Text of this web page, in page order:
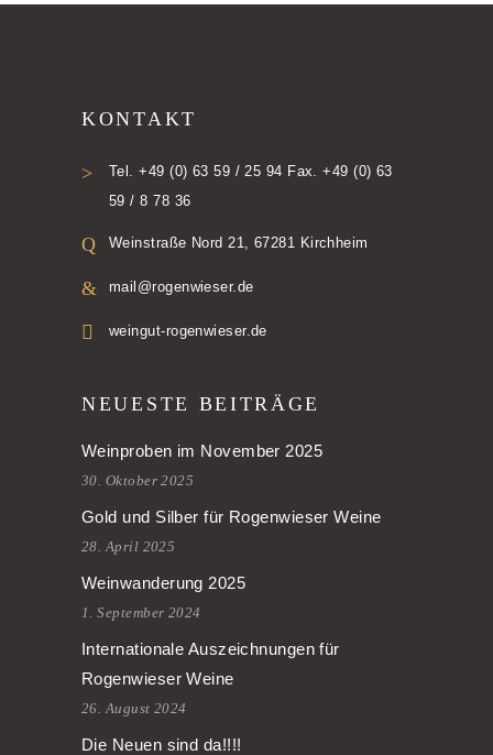
KONTAKT
Tel. +49 (0) 63 59 / 25 94 Fax. +49 (0) 63
59 / 8 78 36
Weinstraße Nord 21, 67281 Kirchheim
mail@rogenwieser.de
weingut-rogenwieser.de
NEUESTE BEITRÄGE
Weinproben im November 2025
30. Oktober 2025
Gold und Silber für Rogenwieser Weine
28. April 2025
Weinwanderung 2025
1. September 2024
Internationale Auszeichnungen für
Rogenwieser Weine
26. August 2024
Die Neuen sind da!!!!